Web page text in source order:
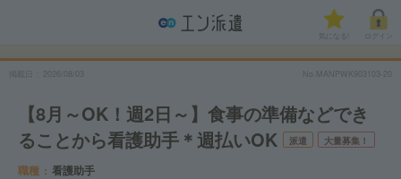
気になる!
No.MANPWK903103-20
【8月～OK！週2日～】食事の準備などでき
ることから看護助手＊週払いOK
派遣 大量募集！
職種
看護助手